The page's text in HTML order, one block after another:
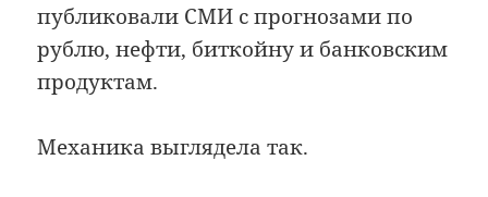
публиковали СМИ с прогнозами по
рублю, нефти, биткойну и банковским
продуктам.
Механика выглядела так.